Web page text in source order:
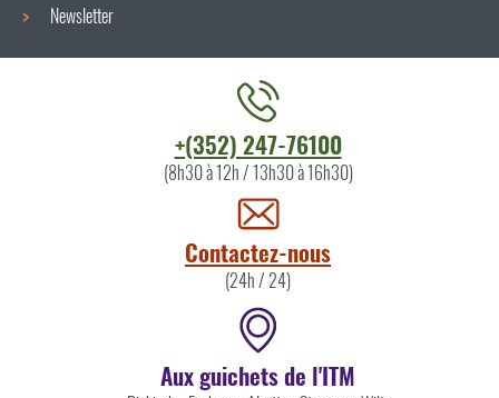
Newsletter
+(352) 247-76100
(8h30 à 12h / 13h30 à 16h30)
Contactez-nous
(24h / 24)
Aux guichets de l'ITM